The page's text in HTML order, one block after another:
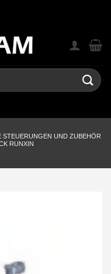
STEUERUNGEN UND ZUBEHÖR
RUNXIN